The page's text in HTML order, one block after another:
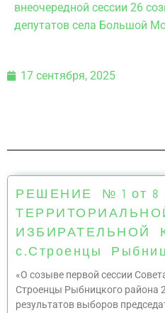
внеочередной сессии 26
депутатов села Большой
17 сентября, 2025
РЕШЕНИЕ № 1 от 8
ИЗБИРАТЕЛЬНОЙ
с.Строенцы
«О созыве первой сессии
Строенцы Рыбницкого района
результатов выборов